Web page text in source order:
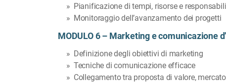
Pianificazione di tempi, risorse e
Monitoraggio dell’avanzamento dei progetti
MODULO 6 – Marketing e comunicazione
Definizione degli obiettivi di marketing
Tecniche di comunicazione efficace
Collegamento tra proposta di valore,